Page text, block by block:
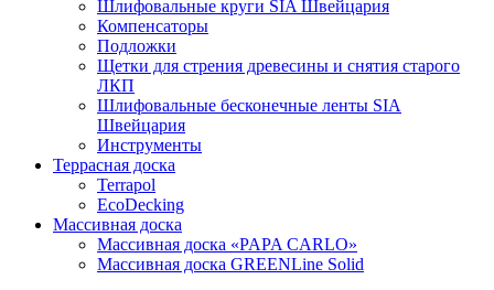
Шлифовальные круги SIA Швейцария
Компенсаторы
Подложки
Щетки для стрения древесины и снятия старого
ЛКП
Шлифовальные бесконечные ленты SIA
Швейцария
Инструменты
Террасная доска
Terrapol
EcoDecking
Массивная доска
Массивная доска «PAPA CARLO»
Массивная доска GREENLine Solid